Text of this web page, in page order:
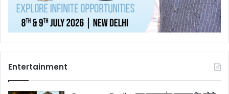
Entertainment